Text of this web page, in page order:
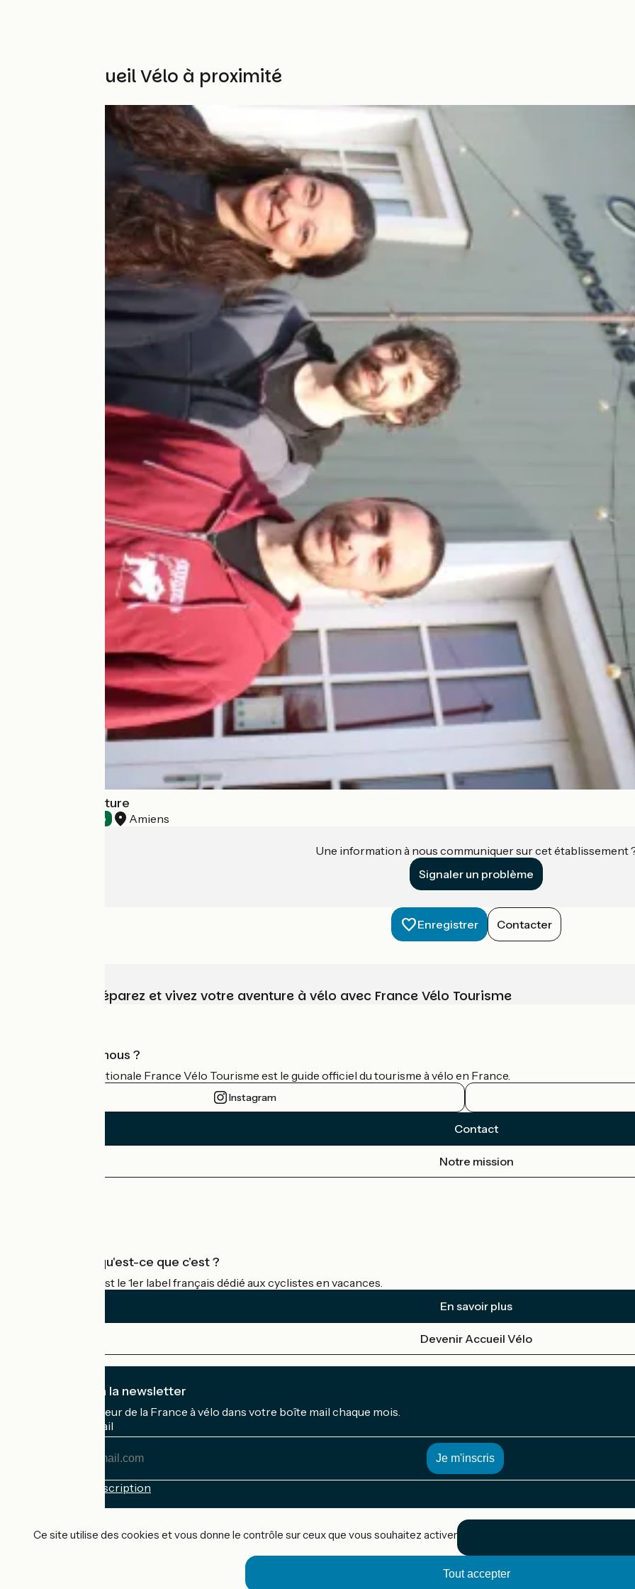
Autres Accueil Vélo à proximité
Brewpub La Filature
Accueil Vélo Amiens
Une information à nous communiquer sur cet établissement
Signaler un problème
Enregistrer Contacter
Choisissez, préparez et vivez votre aventure à vélo avec France Vélo Tourisme
Qui sommes-nous ?
L'association nationale France Vélo Tourisme est le guide officiel du tourisme à vélo en France.
Instagram
Contact
Notre mission
Accueil Vélo qu'est-ce que c'est ?
Accueil Vélo c'est le 1er label français dédié aux cyclistes en vacances.
En savoir plus
Devenir Accueil Vélo
Je m'abonne à la newsletter
Recevez le meilleur de la France à vélo dans votre boîte mail chaque mois.
Mon adresse mail
Conditions d'inscription
Ce site utilise des cookies et vous donne le contrôle sur ceux que vous souhaitez activer
Tout accepter